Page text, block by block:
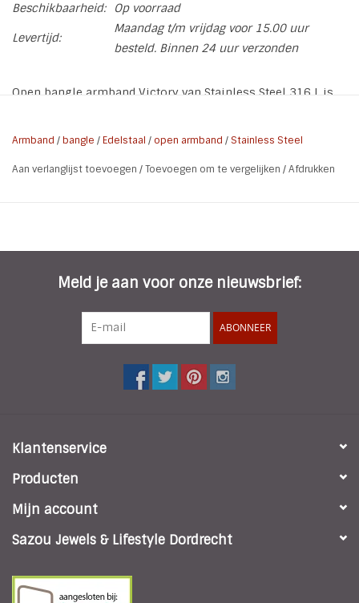
Beschikbaarheid:
Op voorraad
Levertijd:
Maandag t/m vrijdag voor 15.00 uur
besteld. Binnen 24 uur verzonden
Open bangle armband Victory van Stainless Steel 316 L is
armbandje.
Armband /bangle /Edelstaal / open armband / Stainless Steel
Aan verlanglijst toevoegen /Toevoegen om te vergelijken /Afdrukken
Meld je aan voor onze nieuwsbrief:
ABONNEER
Klantenservice
Producten
Mijn account
Sazou Jewels & Lifestyle Dordrecht